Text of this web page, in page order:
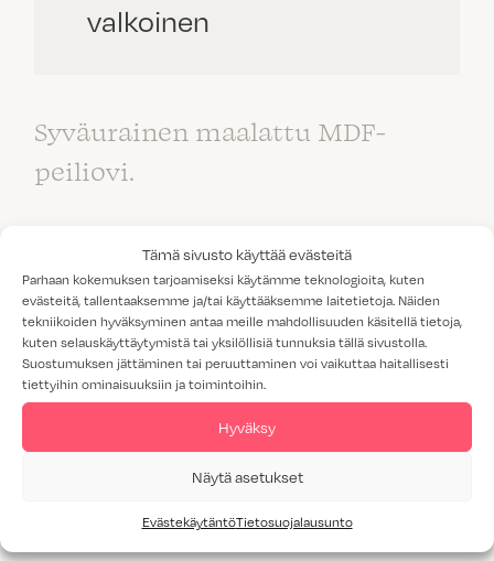
Tämä sivusto käyttää evästeitä
Parhaan kokemuksen tarjoamiseksi käytämme teknologioita, kuten
evästeitä, tallentaaksemme ja/tai käyttääksemme laitetietoja. Näiden
tekniikoiden hyväksyminen antaa meille mahdollisuuden käsitellä tietoja,
kuten selauskäyttäytymistä tai yksilöllisiä tunnuksia tällä sivustolla.
Suostumuksen jättäminen tai peruuttaminen voi vaikuttaa haitallisesti
tiettyihin ominaisuuksiin ja toimintoihin.
Hyväksy
Näytä asetukset
EvästekäytäntöTietosuojalausunto
valkoinen
Syväurainen maalattu MDF-
peiliovi.
VÄRI: PUHDAS VALKOINEN
MATERIAALI: MAALATTU MDF
VEDIN: VEDIN 8